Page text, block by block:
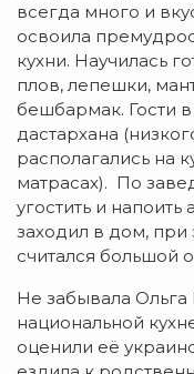
всегда много и
освоила
кухни. Научилась
плов, лепешки,
бешбармак. Гости
дастархана
располагались на
матрасах). По
угостить и
заходил в дом, при
считался большой
Не забывала
национальной
оценили её